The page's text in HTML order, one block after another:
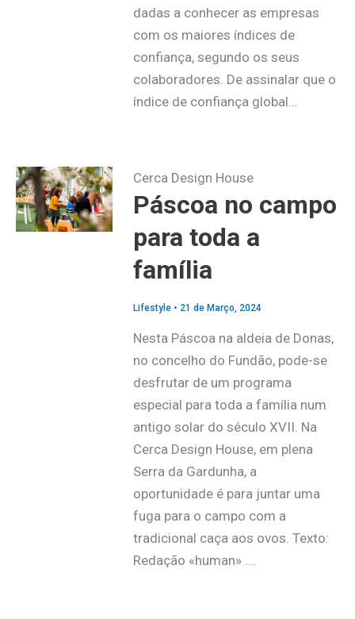
dadas a conhecer as empresas
com os maiores índices de
confiança, segundo os seus
colaboradores. De assinalar que o
índice de confiança global…
Cerca Design House
Páscoa no campo
para toda a
família
Lifestyle• 21 de Março, 2024
Nesta Páscoa na aldeia de Donas,
no concelho do Fundão, pode-se
desfrutar de um programa
especial para toda a família num
antigo solar do século XVII. Na
Cerca Design House, em plena
Serra da Gardunha, a
oportunidade é para juntar uma
fuga para o campo com a
tradicional caça aos ovos. Texto:
Redação «human» ….